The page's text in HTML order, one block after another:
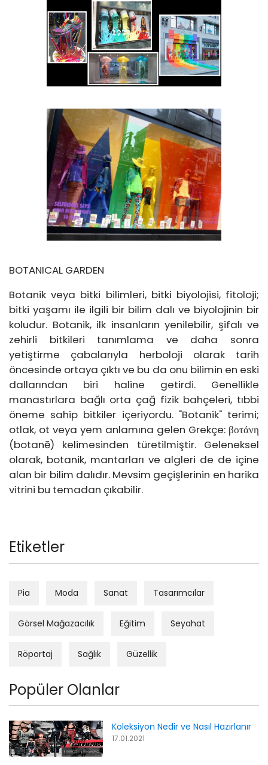
BOTANICAL GARDEN
Botanik veya bitki bilimleri, bitki biyolojisi, fitoloji;
bitki yaşamı ile ilgili bir bilim dalı ve biyolojinin bir
koludur. Botanik, ilk insanların yenilebilir, şifalı ve
zehirli bitkileri tanımlama ve daha sonra
yetiştirme çabalarıyla herboloji olarak tarih
öncesinde ortaya çıktı ve bu da onu bilimin en eski
dallarından biri haline getirdi. Genellikle
manastırlara bağlı orta çağ fizik bahçeleri, tıbbi
öneme sahip bitkiler içeriyordu. "Botanik" terimi;
otlak, ot veya yem anlamına gelen Grekçe: βοτάνη
(botanē) kelimesinden türetilmiştir. Geleneksel
olarak, botanik, mantarları ve algleri de de içine
alan bir bilim dalıdır. Mevsim geçişlerinin en harika
vitrini bu temadan çıkabilir.
Etiketler
Pia Moda Sanat Tasarımcılar
Görsel Mağazacılık Eğitim Seyahat
Röportaj Sağlık Güzellik
Popüler Olanlar
Koleksiyon Nedir ve Nasıl Hazırlanır
17.01.2021